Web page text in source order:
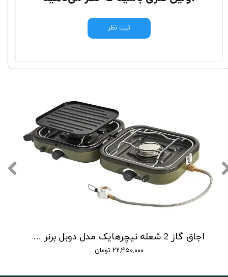
ثبت نظر
اجاق گاز 2 شعله نیچرهایک مدل دوبل برنر | double burner folding gas stove
۲۲,۴۵۰,۰۰۰ تومان